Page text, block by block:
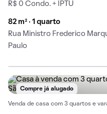
R$ 0 Condo. + IPTU
82 m² · 1 quarto
Rua Ministro Frederico
Paulo
Compre já alugado
Venda de casa com 3 quartos e